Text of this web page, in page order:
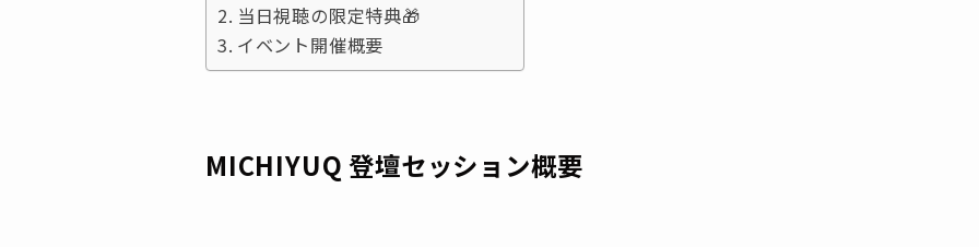
当日視聴の限定特典🎁
イベント開催概要
MICHIYUQ 登壇セッション概要